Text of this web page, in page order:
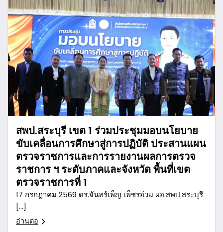
สพป.สระบุรี เขต 1 ร่วมประชุมมอบนโยบาย
ขับเคลื่อนการศึกษาสู่การปฏิบัติ ประสานแผน
ตรวจราชการและการรายงานผลการตรวจ
ราชการ ฯ ระดับภาคและจังหวัด พื้นที่เขต
ตรวจราชการที่ 1
17 กรกฎาคม 2569 ดร.จันทร์เพ็ญ เพ็ชรอ่วม ผอ.สพป.สระบุรี
[…]
อ่านต่อ